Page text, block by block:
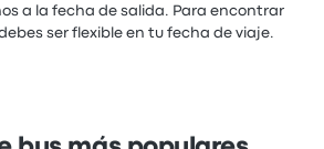
a la fecha de salida. Para encontrar
ser flexible en tu fecha de viaje.